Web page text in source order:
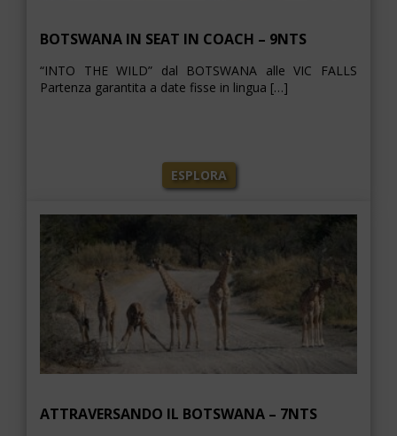
BOTSWANA IN SEAT IN COACH – 9NTS
“INTO THE WILD” dal BOTSWANA alle VIC FALLS
Partenza garantita a date fisse in lingua […]
ESPLORA
ATTRAVERSANDO IL BOTSWANA – 7NTS